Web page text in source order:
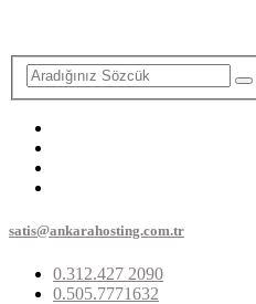
satis@ankarahosting.com.tr
0.312.427 2090
0.505.7771632